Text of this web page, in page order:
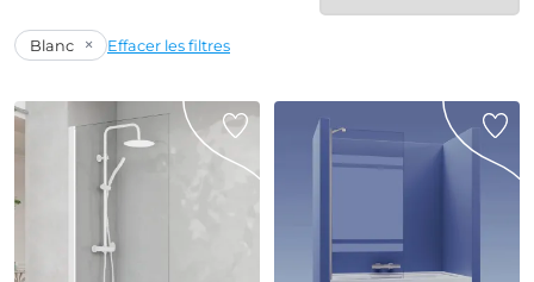
Blanc × Effacer les filtres